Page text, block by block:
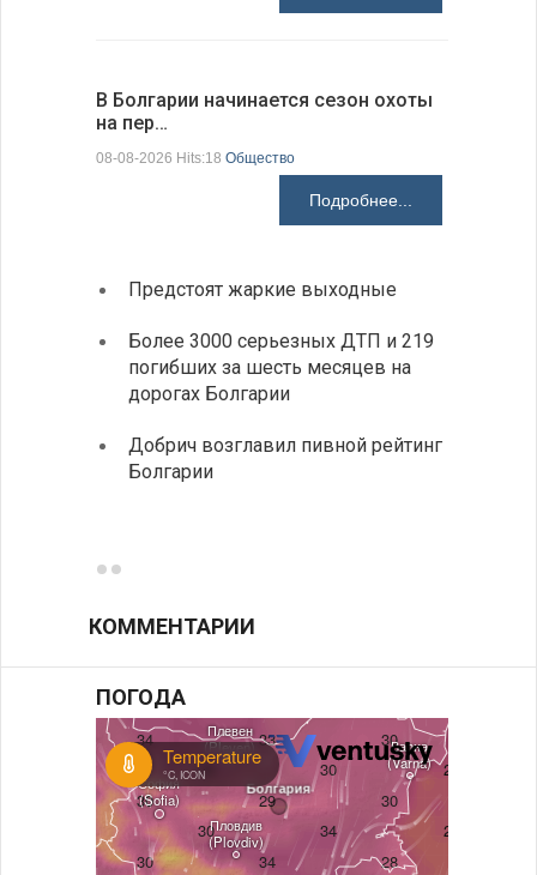
В Болгарии начинается сезон охоты
на пер…
08-08-2026 Hits:18 Общество
Подробнее...
Предстоят жаркие выходные
Более 3000 серьезных ДТП и 219
погибших за шесть месяцев на
дорогах Болгарии
Добрич возглавил пивной рейтинг
Болгарии
КОММЕНТАРИИ
ПОГОДА